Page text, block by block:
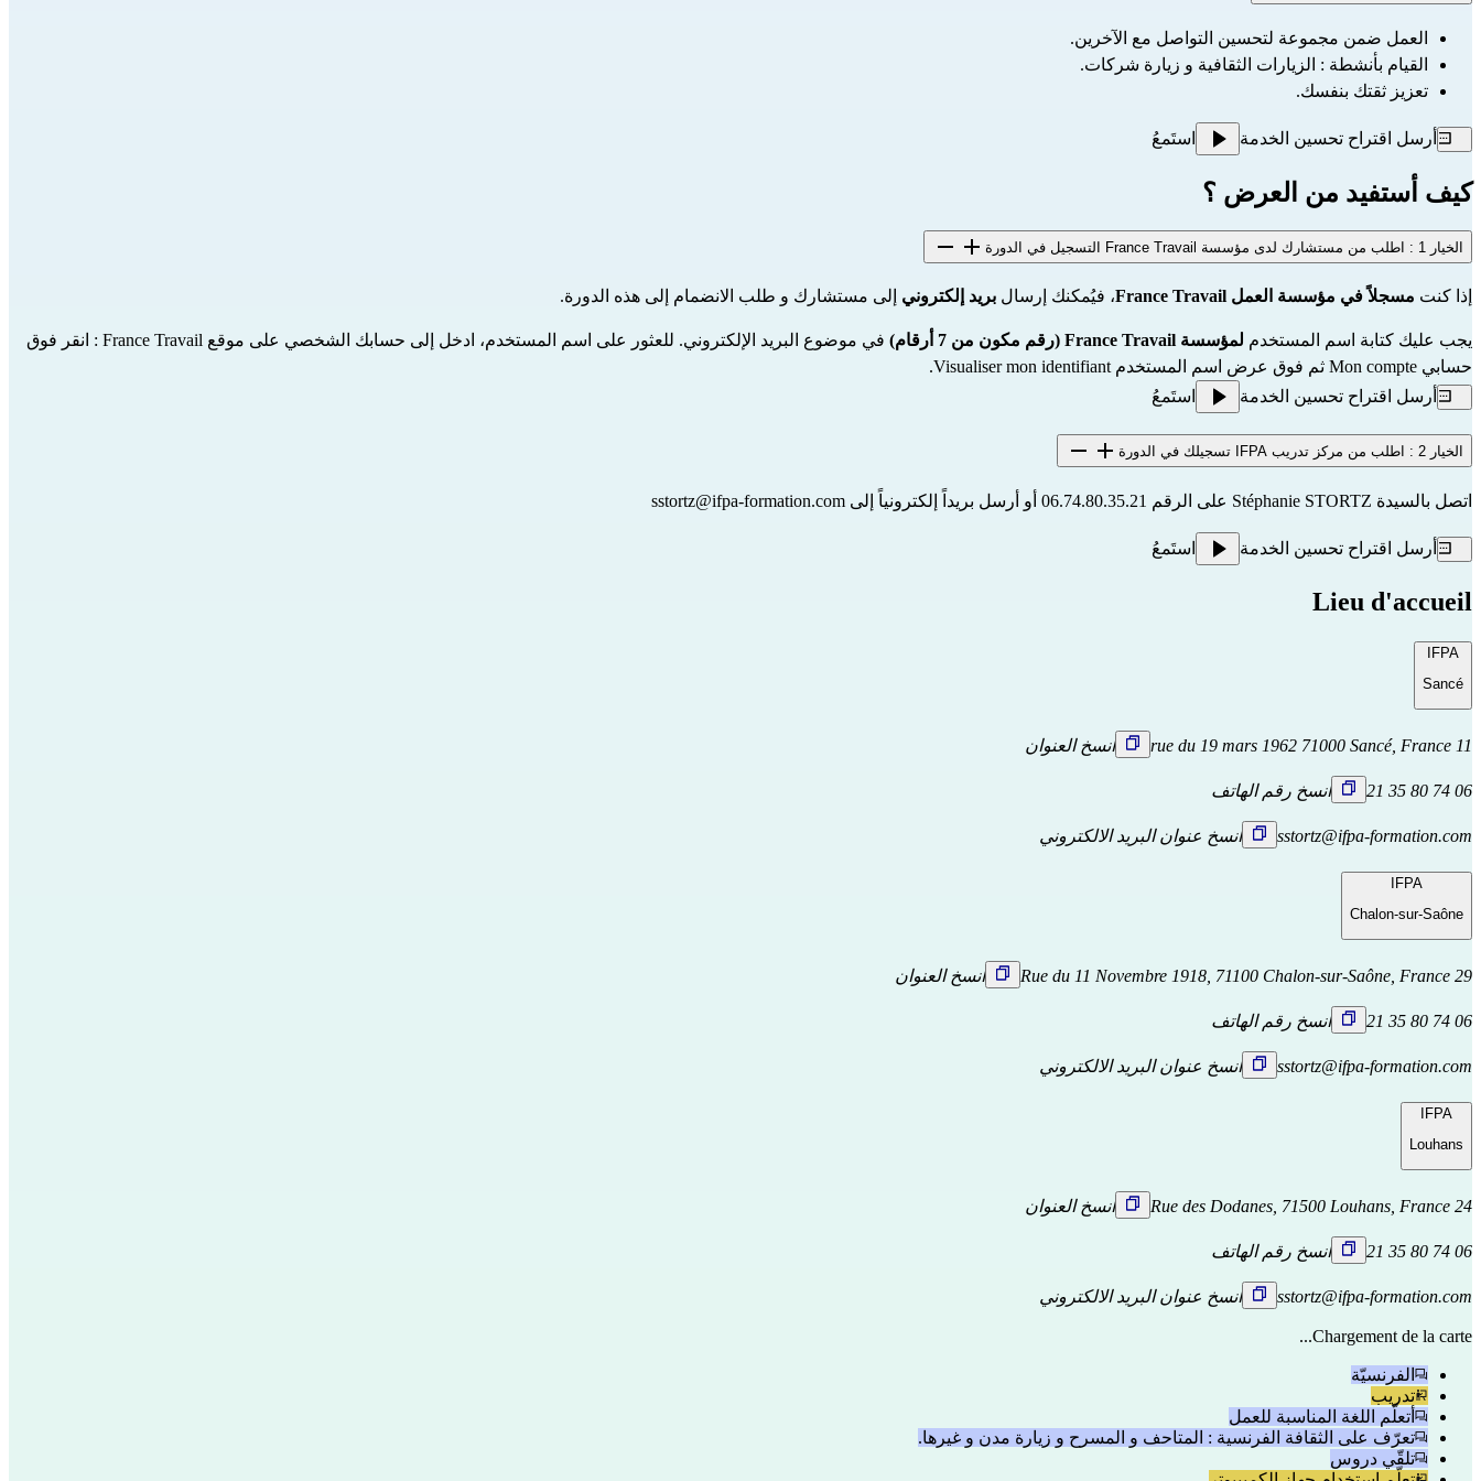
العمل ضمن مجموعة لتحسين التواصل مع الآخرين.
القيام بأنشطة : الزيارات الثقافية و زيارة شركات.
تعزيز ثقتك بنفسك.
أرسل اقتراح تحسين الخدمة استَمعُ
كيف أستفيد من العرض ؟
الخيار 1 : اطلب من مستشارك لدى مؤسسة France Travail التسجيل في الدورة
إذا كنت مسجلاً في مؤسسة العمل France Travail ، فيُمكنك إرسال بريد إلكتروني إلى مستشارك و طلب الانضمام إلى هذه الدورة.
يجب عليك كتابة اسم المستخدم لمؤسسة France Travail (رقم مكون من 7 أرقام) في موضوع البريد الإلكتروني. للعثور على اسم المستخدم، ادخل إلى حسابك الشخصي على موقع France Travail
حسابي Mon compte ثم فوق عرض اسم المستخدم Visualiser mon identifiant.
أرسل اقتراح تحسين الخدمة
استَمعُ
الخيار 2 : اطلب من مركز تدريب IFPA تسجيلك في الدورة
اتصل بالسيدة Stéphanie STORTZ على الرقم 06.74.80.35.21 أو أرسل بريداً إلكترونياً إلى sstortz@ifpa-formation.com
أرسل اقتراح تحسين الخدمة استَمعُ
Lieu d'accueil
IFPA
Sancé
11 rue du 19 mars 1962 71000 Sancé, France انسخ العنوان
06 74 80 35 21 انسخ رقم الهاتف
sstortz@ifpa-formation.com انسخ عنوان البريد الالكتروني
IFPA
Chalon-sur-Saône
29 Rue du 11 Novembre 1918, 71100 Chalon-sur-Saône, France انسخ العنوان
06 74 80 35 21 انسخ رقم الهاتف
sstortz@ifpa-formation.com انسخ عنوان البريد الالكتروني
IFPA
Louhans
24 Rue des Dodanes, 71500 Louhans, France انسخ العنوان
06 74 80 35 21 انسخ رقم الهاتف
sstortz@ifpa-formation.com انسخ عنوان البريد الالكتروني
Chargement de la carte...
الفرنسيّة
تدريب
أتعلّم اللغة المناسبة للعمل
تعرّف على الثقافة الفرنسية : المتاحف و المسرح و زيارة مدن و غيرها.
تلقّي دروس